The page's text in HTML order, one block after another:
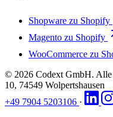
Shopware zu Shopify
Magento zu Shopify
WooCommerce zu
© 2026 Codext GmbH. Alle
10, 74549 Wolpertshausen
+49 7904 5203106 ·